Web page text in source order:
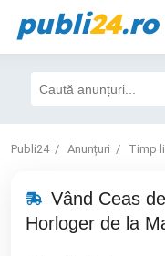
publi24.ro
Publi24 Anunțuri Timp
Vând Ceas
Horloger de la